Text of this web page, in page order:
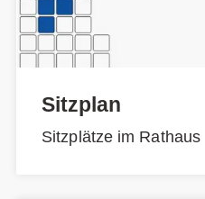
Sitzplan
Sitzplätze im Rathaus